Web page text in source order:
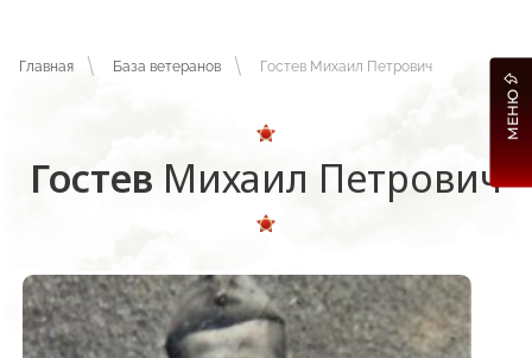
Главная База ветеранов Гостев Михаил Петрович
Гостев Михаил Петрович
МЕНЮ